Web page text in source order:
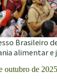
Brasileiro
alimentar e
outubro de 2025